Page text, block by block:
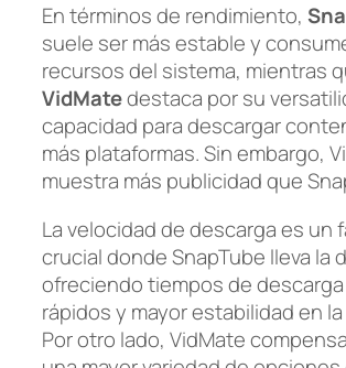
En términos de rendimiento,
suele ser más estable y
recursos del sistema, mientras
VidMatedestaca por su
capacidad para descargar
más plataformas. Sin embargo,
muestra más publicidad que
La velocidad de descarga es un
crucial donde SnapTube lleva la
ofreciendo tiempos de descarga
rápidos y mayor estabilidad en
Por otro lado, VidMate